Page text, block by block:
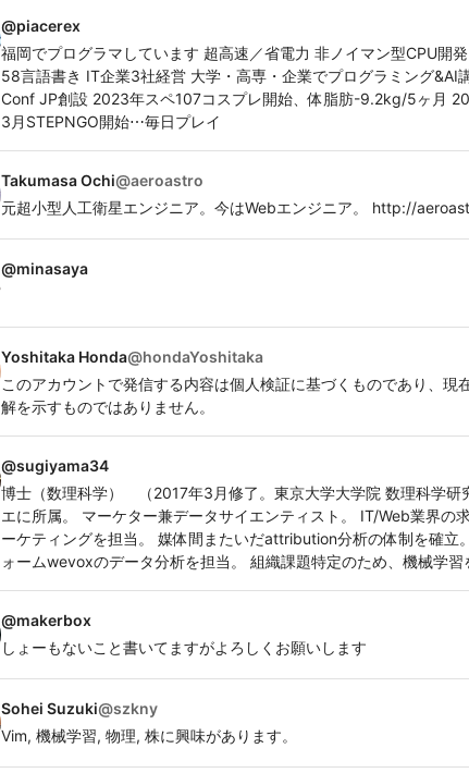
@piacerex
福岡でプログラマしています 超高速／省電力 非ノイマン型CPU開
58言語書き IT企業3社経営 大学・高専・企業でプログラミング&AI
Conf JP創設 2023年スペ107コスプレ開始、体脂肪-9.2kg/5ヶ月
3月STEPNGO開始⋯毎日プレイ
Takumasa Ochi@aeroastro
元超小型人工衛星エンジニア。今はWebエンジニア。 http://
@minasaya
Yoshitaka Honda@hondaYoshitaka
このアカウントで発信する内容は個人検証に基づくものであり、現
解を示すものではありません。
@sugiyama34
博士（数理科学） （2017年3月修了。東京大学大学院 数理科学研
エに所属。 マーケター兼データサイエンティスト。 IT/Web業界の
ーケティングを担当。 媒体間またいだattribution分析の体制を確立
ォームwevoxのデータ分析を担当。 組織課題特定のため、機械学習
@makerbox
しょーもないこと書いてますがよろしくお願いします
Sohei Suzuki@szkny
Vim, 機械学習, 物理, 株に興味があります。